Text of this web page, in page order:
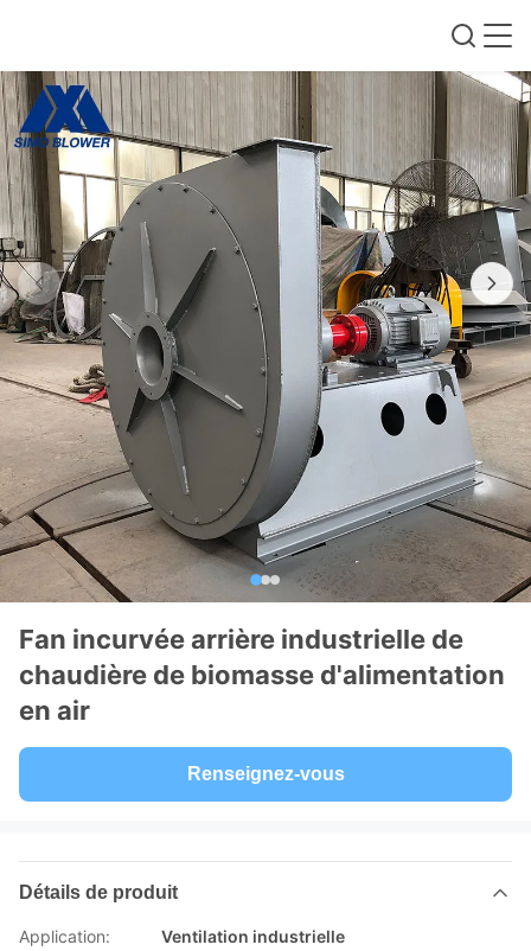
Fan incurvée arrière industrielle de
chaudière de biomasse d'alimentation
en air
Renseignez-vous
Détails de produit
Application:
Ventilation industrielle